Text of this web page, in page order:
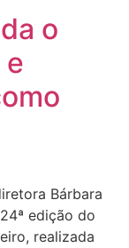
o
Bárbara
edição do
realizada